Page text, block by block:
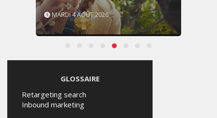
MARDI 4 AOÛT 2026
GLOSSAIRE
Retargeting search
Inbound marketing